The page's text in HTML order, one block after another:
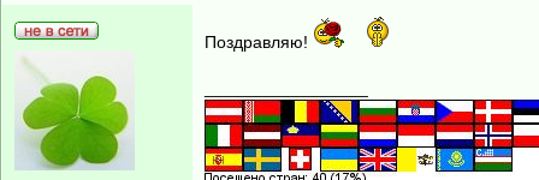
Поздравляю!